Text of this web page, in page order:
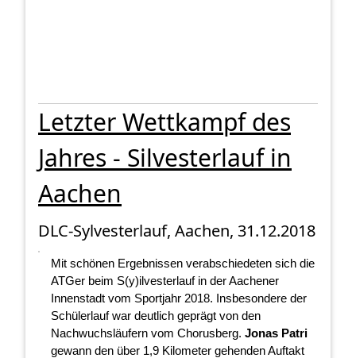
Letzter Wettkampf des
Jahres - Silvesterlauf in
Aachen
DLC-Sylvesterlauf, Aachen, 31.12.2018
Mit schönen Ergebnissen verabschiedeten sich die
ATGer beim S(y)ilvesterlauf in der Aachener
Innenstadt vom Sportjahr 2018. Insbesondere der
Schülerlauf war deutlich geprägt von den
Nachwuchsläufern vom Chorusberg. Jonas Patri
gewann den über 1,9 Kilometer gehenden Auftakt